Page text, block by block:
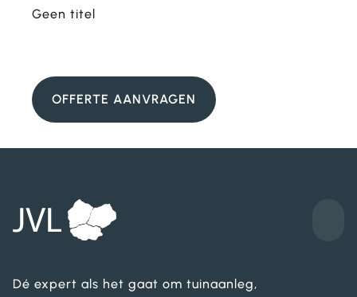
Geen titel
OFFERTE AANVRAGEN
Dé expert als het gaat om tuinaanleg,